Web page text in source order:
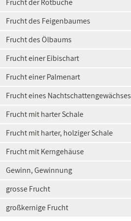
Frucht der Rotbuche
Frucht des Feigenbaumes
Frucht des Ölbaums
Frucht einer Eibischart
Frucht einer Palmenart
Frucht eines Nachtschattengewächses
Frucht mit harter Schale
Frucht mit harter, holziger Schale
Frucht mit Kerngehäuse
Gewinn, Gewinnung
grosse Frucht
großkernige Frucht